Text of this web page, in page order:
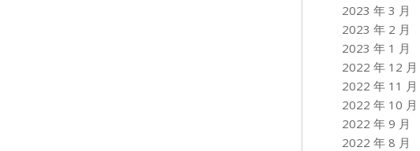
2023 年 3 月
2023 年 2 月
2023 年 1 月
2022 年 12 月
2022 年 11 月
2022 年 10 月
2022 年 9 月
2022 年 8 月